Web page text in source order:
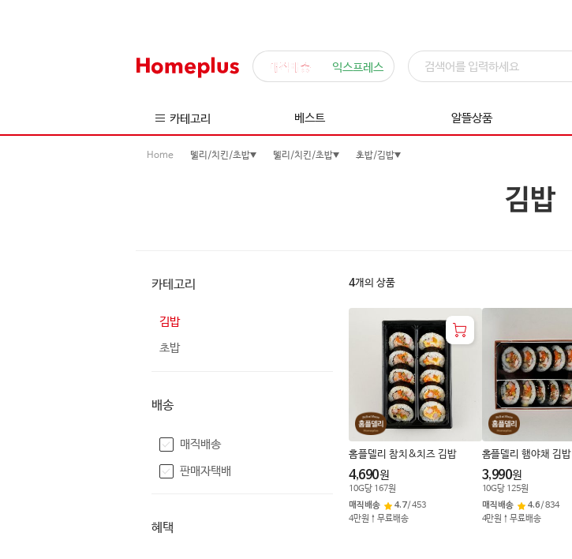
매직배송 익스프레스
카테고리 베스트 알뜰상품
Home 델리/치킨/초밥 델리/치킨/초밥 초밥/김밥
김밥
카테고리
김밥
초밥
배송
매직배송
판매자택배
혜택
4개의 상품
홈플델리 참치&치즈 김밥
4,690원
10G당 167원
매직배송
4.7/453
4만원↑무료배송
홈플델리 햄야채 김밥
3,990원
10G당 125원
매직배송
4.6 /834
4만원↑무료배송